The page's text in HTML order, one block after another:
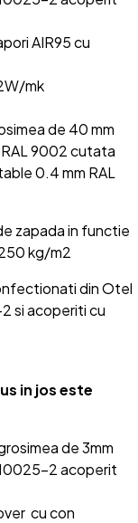
AIR95 cu
mk
de 40 mm
9002 cutata
0.4 mm RAL
zapada in functie
kg/m2
din Otel
si acoperiti cu
in jos este
de 3mm
2 acoperit
cu con